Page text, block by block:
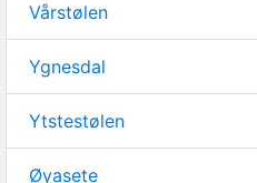
Vårstølen
Ygnesdal
Ytstestølen
Øyasete